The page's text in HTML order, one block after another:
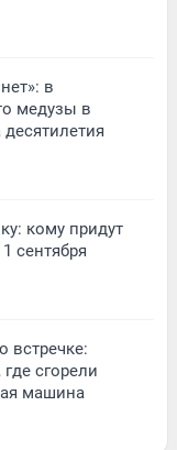
в
медузы в
кому придут
сентября
встречке:
сгорели
машина